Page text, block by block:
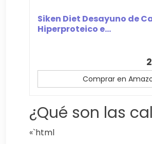
Siken Diet Desayuno de
Hiperproteico e...
Comprar en
¿Qué son las
«`html